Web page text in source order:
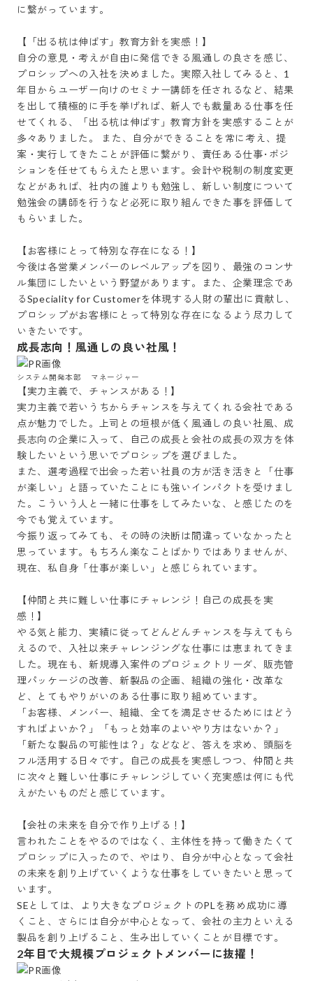
に繋がっています。
【「出る杭は伸ばす」教育方針を実感！】
自分の意見・考えが自由に発信できる風通しの良さを感じ、
プロシップへの入社を決めました。実際入社してみると、1
年目からユーザー向けのセミナー講師を任されるなど、結果
を出して積極的に手を挙げれば、新人でも裁量ある仕事を任
せてくれる、「出る杭は伸ばす」教育方針を実感することが
多々ありました。 また、自分ができることを常に考え、提
案・実行してきたことが評価に繋がり、責任ある仕事･ポジ
ションを任せてもらえたと思います。会計や税制の制度変更
などがあれば、社内の誰よりも勉強し、新しい制度について
勉強会の講師を行うなど必死に取り組んできた事を評価して
もらいました。
【お客様にとって特別な存在になる！】
今後は各営業メンバーのレベルアップを図り、最強のコンサ
ル集団にしたいという野望があります。また、企業理念であ
るSpeciality for Customerを体現する人財の輩出に貢献し、
プロシップがお客様にとって特別な存在になるよう尽力して
いきたいです。
成長志向！風通しの良い社風！
システム開発本部 　マネージャー
【実力主義で、チャンスがある！】
実力主義で若いうちからチャンスを与えてくれる会社である
点が魅力でした。上司との垣根が低く風通しの良い社風、成
長志向の企業に入って、自己の成長と会社の成長の双方を体
験したいという思いでプロシップを選びました。
また、選考過程で出会った若い社員の方が活き活きと「仕事
が楽しい」と語っていたことにも強いインパクトを受けまし
た。こういう人と一緒に仕事をしてみたいな、と感じたのを
今でも覚えています。
今振り返ってみても、その時の決断は間違っていなかったと
思っています。もちろん楽なことばかりではありませんが、
現在、私自身「仕事が楽しい」と感じられています。
【仲間と共に難しい仕事にチャレンジ！自己の成長を実
感！】
やる気と能力、実績に従ってどんどんチャンスを与えてもら
えるので、入社以来チャレンジングな仕事には恵まれてきま
した。現在も、新規導入案件のプロジェクトリーダ、販売管
理パッケージの改善、新製品の企画、組織の強化・改革な
ど、とてもやりがいのある仕事に取り組めています。
「お客様、メンバー、組織、全てを満足させるためにはどう
すればよいか？」「もっと効率のよいやり方はないか？」
「新たな製品の可能性は？」などなど、答えを求め、頭脳を
フル活用する日々です。自己の成長を実感しつつ、仲間と共
に次々と難しい仕事にチャレンジしていく充実感は何にも代
えがたいものだと感じています。
【会社の未来を自分で作り上げる！】
言われたことをやるのではなく、主体性を持って働きたくて
プロシップに入ったので、やはり、自分が中心となって会社
の未来を創り上げていくような仕事をしていきたいと思って
います。
SEとしては、より大きなプロジェクトのPLを務め成功に導
くこと、さらには自分が中心となって、会社の主力といえる
製品を創り上げること、生み出していくことが目標です。
2年目で大規模プロジェクトメンバーに抜擢！